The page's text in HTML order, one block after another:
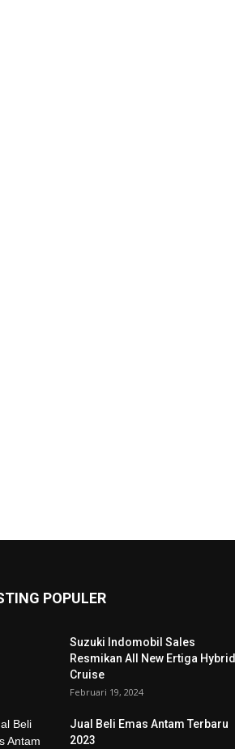
POPULER
Suzuki Indomobil Sales
Resmikan All New Ertiga Hybrid
Cruise
Februari 19, 2024
Jual Beli Emas Antam Terbaru
2023